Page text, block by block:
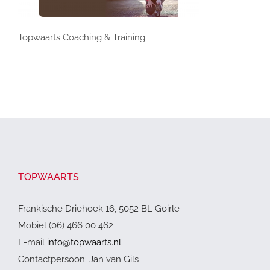
Topwaarts Coaching & Training
TOPWAARTS
Frankische Driehoek 16, 5052 BL Goirle
Mobiel (06) 466 00 462
E-mail info@topwaarts.nl
Contactpersoon: Jan van Gils